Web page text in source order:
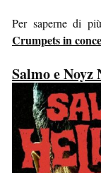
Per saperne di
Crumpets in
Salmo e Noyz